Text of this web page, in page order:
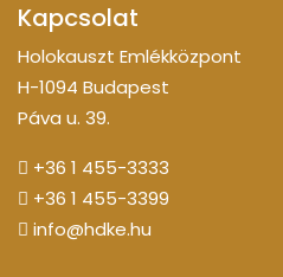
Kapcsolat
Holokauszt Emlékközpont
H-1094 Budapest
Páva u. 39.
+36 1 455-3333
+36 1 455-3399
info@hdke.hu